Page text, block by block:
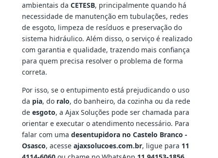
ambientais da CETESB, principalmente quando há
necessidade de manutenção em tubulações, redes
de esgoto, limpeza de resíduos e preservação do
sistema hidráulico. Além disso, o serviço é realizado
com garantia e qualidade, trazendo mais confiança
para quem precisa resolver o problema de forma
correta.
Por isso, se o entupimento está prejudicando o uso
da pia, do ralo, do banheiro, da cozinha ou da rede
de esgoto, a Ajax Soluções pode ser chamada para
orientar e executar o atendimento necessário. Para
falar com uma desentupidora no Castelo Branco -
Osasco, acesse ajaxsolucoes.com.br, ligue para 11